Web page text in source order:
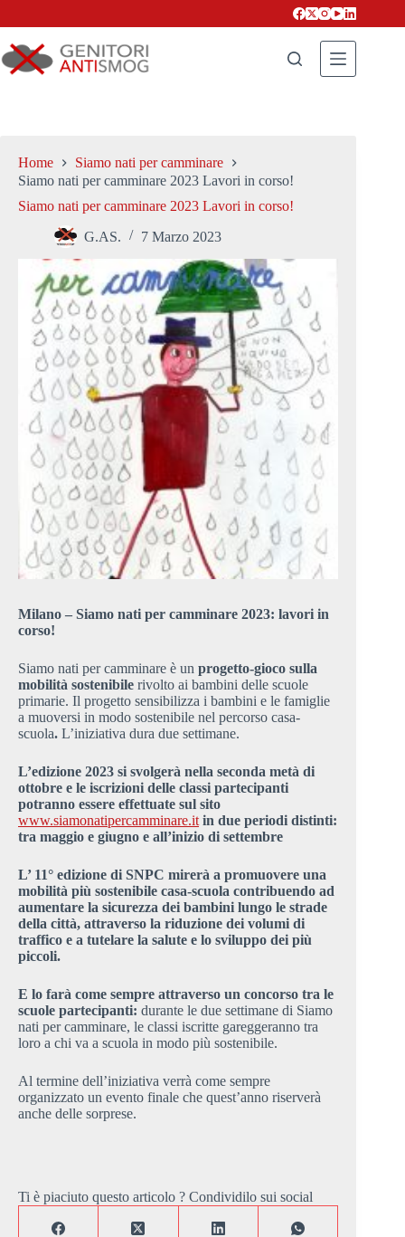
Home
Siamo nati per camminare
Siamo nati per camminare 2023 Lavori in corso!
Siamo nati per camminare 2023 Lavori in corso!
G.AS. 7 Marzo 2023
Milano – Siamo nati per camminare 2023: lavori in
corso!
Siamo nati per camminare è un progetto-gioco sulla
mobilità sostenibile rivolto ai bambini delle scuole
primarie. Il progetto sensibilizza i bambini e le famiglie
a muoversi in modo sostenibile nel percorso casa-
scuola. L’iniziativa dura due settimane.
L’edizione 2023 si svolgerà nella seconda metà di
ottobre e le iscrizioni delle classi partecipanti
potranno essere effettuate sul sito
www.siamonatipercamminare.it in due periodi distinti:
tra maggio e giugno e all’inizio di settembre
L’ 11° edizione di SNPC mirerà a promuovere una
mobilità più sostenibile casa-scuola contribuendo ad
aumentare la sicurezza dei bambini lungo le strade
della città, attraverso la riduzione dei volumi di
traffico e a tutelare la salute e lo sviluppo dei più
piccoli.
E lo farà come sempre attraverso un concorso tra le
scuole partecipanti: durante le due settimane di Siamo
nati per camminare, le classi iscritte gareggeranno tra
loro a chi va a scuola in modo più sostenibile.
Al termine dell’iniziativa verrà come sempre
organizzato un evento finale che quest’anno riserverà
anche delle sorprese.
Ti è piaciuto questo articolo ? Condividilo sui social